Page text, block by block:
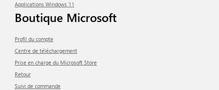
Applications Windows 11
Boutique Microsoft
Profil du compte
centre de téléchargement
Prise en charge du Microsoft Store
Retour
Suivi de commande